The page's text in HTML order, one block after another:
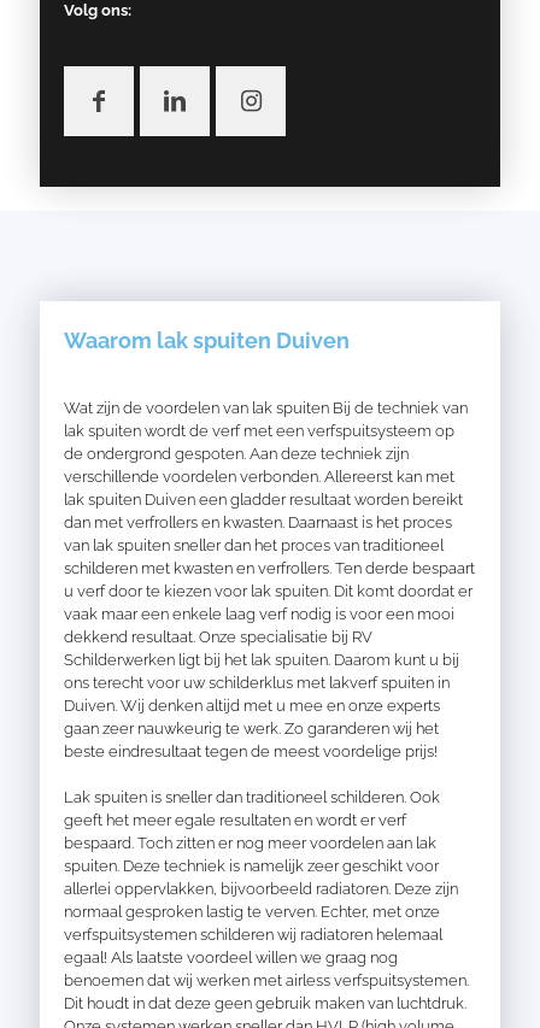
Volg ons:
Waarom lak spuiten Duiven
Wat zijn de voordelen van lak spuiten Bij de techniek van
lak spuiten wordt de verf met een verfspuitsysteem op
de ondergrond gespoten. Aan deze techniek zijn
verschillende voordelen verbonden. Allereerst kan met
lak spuiten Duiven een gladder resultaat worden bereikt
dan met verfrollers en kwasten. Daarnaast is het proces
van lak spuiten sneller dan het proces van traditioneel
schilderen met kwasten en verfrollers. Ten derde bespaart
u verf door te kiezen voor lak spuiten. Dit komt doordat er
vaak maar een enkele laag verf nodig is voor een mooi
dekkend resultaat. Onze specialisatie bij RV
Schilderwerken ligt bij het lak spuiten. Daarom kunt u bij
ons terecht voor uw schilderklus met lakverf spuiten in
Duiven. Wij denken altijd met u mee en onze experts
gaan zeer nauwkeurig te werk. Zo garanderen wij het
beste eindresultaat tegen de meest voordelige prijs!
Lak spuiten is sneller dan traditioneel schilderen. Ook
geeft het meer egale resultaten en wordt er verf
bespaard. Toch zitten er nog meer voordelen aan lak
spuiten. Deze techniek is namelijk zeer geschikt voor
allerlei oppervlakken, bijvoorbeeld radiatoren. Deze zijn
normaal gesproken lastig te verven. Echter, met onze
verfspuitsystemen schilderen wij radiatoren helemaal
egaal! Als laatste voordeel willen we graag nog
benoemen dat wij werken met airless verfspuitsystemen.
Dit houdt in dat deze geen gebruik maken van luchtdruk.